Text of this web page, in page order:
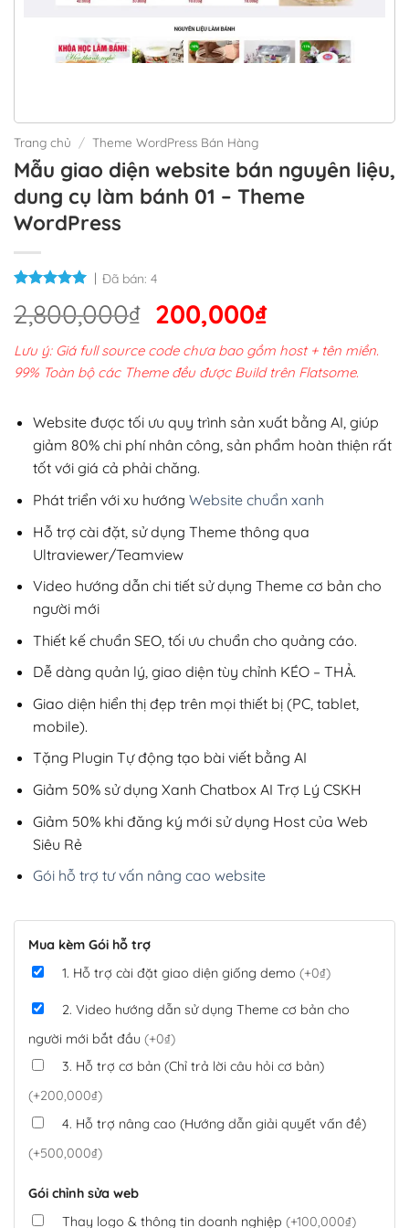
Trang chủ / Theme WordPress Bán Hàng
Mẫu giao diện website bán nguyên liệu,
dung cụ làm bánh 01 – Theme
WordPress
Đã bán: 4
2,800,000₫ Giá
gốc
là:
2,800,000₫.
200,000₫Giá
hiện
tại
200,000₫.
Lưu ý: Giá full source code chưa bao gồm host + tên miền.
99% Toàn bộ các Theme đều được Build trên Flatsome.
Website được tối ưu quy trình sản xuất bằng AI, giúp
giảm 80% chi phí nhân công, sản phẩm hoàn thiện rất
tốt với giá cả phải chăng.
Phát triển với xu hướng Website chuẩn xanh
Hỗ trợ cài đặt, sử dụng Theme thông qua
Ultraviewer/Teamview
Video hướng dẫn chi tiết sử dụng Theme cơ bản cho
người mới
Thiết kế chuẩn SEO, tối ưu chuẩn cho quảng cáo.
Dễ dàng quản lý, giao diện tùy chỉnh KÉO – THẢ.
Giao diện hiển thị đẹp trên mọi thiết bị (PC, tablet,
mobile).
Tặng Plugin Tự động tạo bài viết bằng AI
Giảm 50% sử dụng Xanh Chatbox AI Trợ Lý CSKH
Giảm 50% khi đăng ký mới sử dụng Host của Web
Siêu Rẻ
Gói hỗ trợ tư vấn nâng cao website
Mua kèm Gói hỗ trợ
1. Hỗ trợ cài đặt giao diện giống demo (+0₫)
2. Video hướng dẫn sử dụng Theme cơ bản cho
người mới bắt đầu (+0₫)
3. Hỗ trợ cơ bản (Chỉ trả lời câu hỏi cơ bản)
(+200,000₫)
4. Hỗ trợ nâng cao (Hướng dẫn giải quyết vấn đề)
(+500,000₫)
Gói chỉnh sửa web
Thay logo & thông tin doanh nghiệp (+100,000₫)